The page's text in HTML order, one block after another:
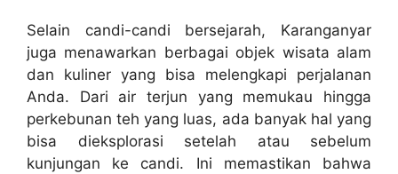
Selain candi-candi bersejarah, Karanganyar
juga menawarkan berbagai objek wisata alam
dan kuliner yang bisa melengkapi perjalanan
Anda. Dari air terjun yang memukau hingga
perkebunan teh yang luas, ada banyak hal yang
bisa dieksplorasi setelah atau sebelum
kunjungan ke candi. Ini memastikan bahwa